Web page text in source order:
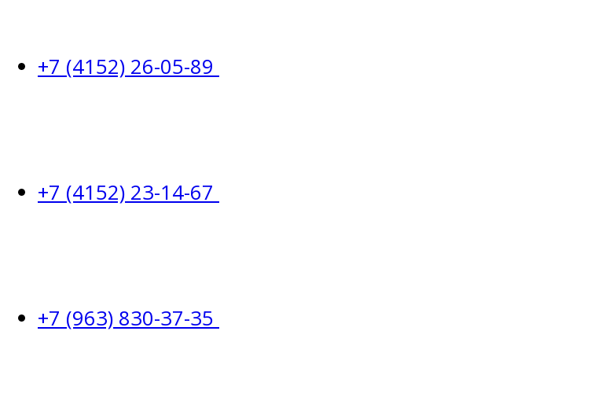
+7 (4152) 26-05-89
+7 (4152) 23-14-67
+7 (963) 830-37-35